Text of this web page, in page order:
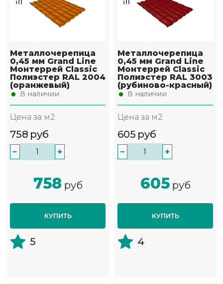
Металлочерепица
0,45 мм Grand Line
Монтеррей Classic
Полиэстер RAL 2004
(оранжевый)
В наличии
Цена за м2
758 руб
− +
758 руб
КУПИТЬ
5
Металлочерепица
0,45 мм Grand Line
Монтеррей Classic
Полиэстер RAL 3003
(рубиново-красный)
В наличии
Цена за м2
605 руб
− +
605руб
КУПИТЬ
4